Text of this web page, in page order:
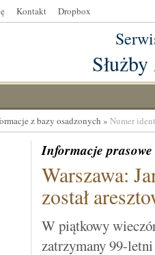
Kontakt Dropbox
z bazy osadzonych » Numer
Informacje
Warszawa:
został
W piątkowy
zatrzymany 99-